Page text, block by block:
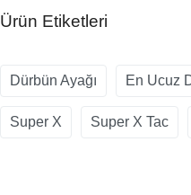
Ürün Etiketleri
Dürbün Ayağı En Ucuz
Super X Super X Tac